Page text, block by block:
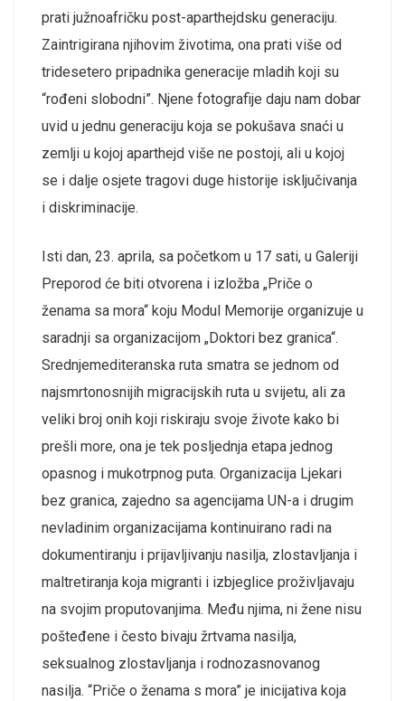
prati južnoafričku post-aparthejdsku generaciju.
Zaintrigirana njihovim životima, ona prati više od
tridesetero pripadnika generacije mladih koji su
“rođeni slobodni”. Njene fotografije daju nam dobar
uvid u jednu generaciju koja se pokušava snaći u
zemlji u kojoj aparthejd više ne postoji, ali u kojoj
se i dalje osjete tragovi duge historije isključivanja
i diskriminacije.
Isti dan, 23. aprila, sa početkom u 17 sati, u Galeriji
Preporod će biti otvorena i izložba „Priče o
ženama sa mora“ koju Modul Memorije organizuje u
saradnji sa organizacijom „Doktori bez granica“.
Srednjemediteranska ruta smatra se jednom od
najsmrtonosnijih migracijskih ruta u svijetu, ali za
veliki broj onih koji riskiraju svoje živote kako bi
prešli more, ona je tek posljednja etapa jednog
opasnog i mukotrpnog puta. Organizacija Ljekari
bez granica, zajedno sa agencijama UN-a i drugim
nevladinim organizacijama kontinuirano radi na
dokumentiranju i prijavljivanju nasilja, zlostavljanja i
maltretiranja koja migranti i izbjeglice proživljavaju
na svojim proputovanjima. Među njima, ni žene nisu
pošteđene i često bivaju žrtvama nasilja,
seksualnog zlostavljanja i rodnozasnovanog
nasilja. “Priče o ženama s mora” je inicijativa koja